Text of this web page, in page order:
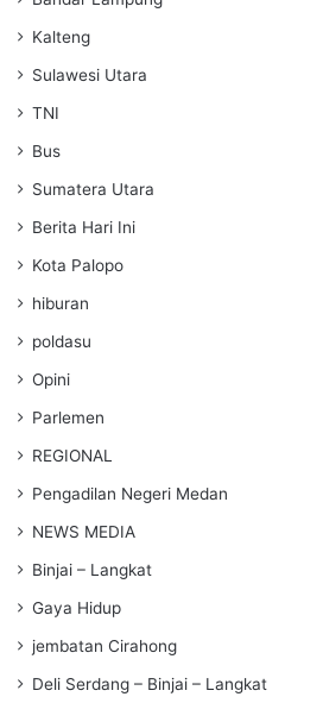
Kalteng
Sulawesi Utara
TNI
Bus
Sumatera Utara
Berita Hari Ini
Kota Palopo
hiburan
poldasu
Opini
Parlemen
REGIONAL
Pengadilan Negeri Medan
NEWS MEDIA
Binjai – Langkat
Gaya Hidup
jembatan Cirahong
Deli Serdang – Binjai – Langkat